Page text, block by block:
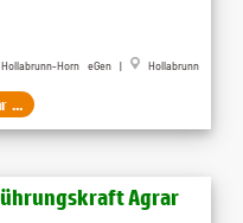
Horn eGen |
Hollabrunn
...
Agrar